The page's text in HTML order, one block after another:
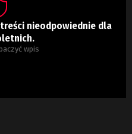
nieodpowiednie dla
wpis